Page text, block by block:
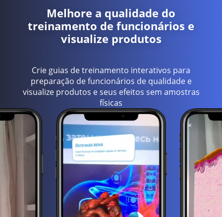
Melhore a qualidade do
treinamento de funcionários e
visualize produtos
Crie guias de treinamento interativos para
preparação de funcionários de qualidade e
visualize produtos e seus efeitos sem amostras
físicas